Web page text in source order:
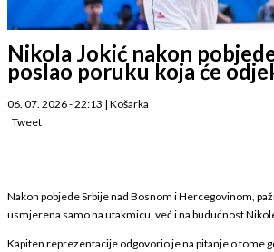
Nikola Jokić nakon
poslao poruku koja će
06. 07. 2026 - 22:13 | Košarka
Tweet
Nakon pobjede Srbije nad Bosnom i Hercegovinom,
usmjerena samo na utakmicu, već i na budućnost
Kapiten reprezentacije odgovorio je na pitanje o tome